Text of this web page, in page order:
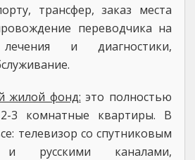
трансфер, заказ места
переводчика на
и диагностики,
жилой фонд: это полностью
3 комнатные квартиры. В
телевизор со спутниковым
и русскими каналами,